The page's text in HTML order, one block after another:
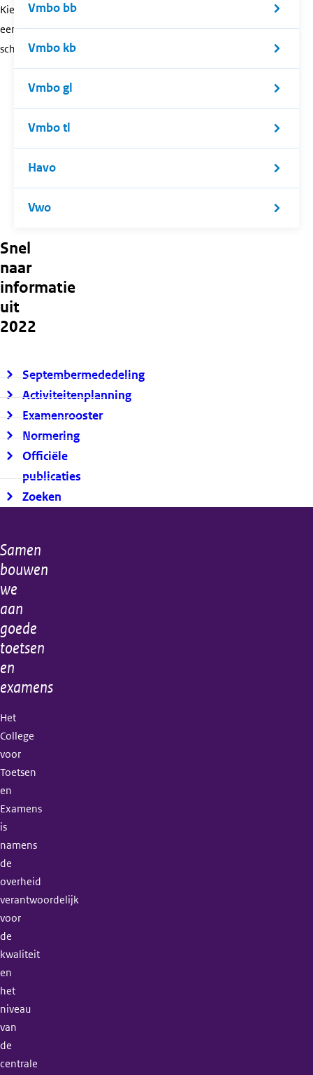
Kies
een
schoolsoort.
Vmbo bb
Vmbo kb
Vmbo gl
Vmbo tl
Havo
Vwo
Snel
naar
informatie
uit
2022
Septembermededeling
Activiteitenplanning
Examenrooster
Normering
Officiële
publicaties
Zoeken
Algemene
informatie
Samen
bouwen
we
aan
goede
toetsen
en
examens
Het
College
voor
Toetsen
en
Examens
is
namens
de
overheid
verantwoordelijk
voor
de
kwaliteit
en
het
niveau
van
de
centrale